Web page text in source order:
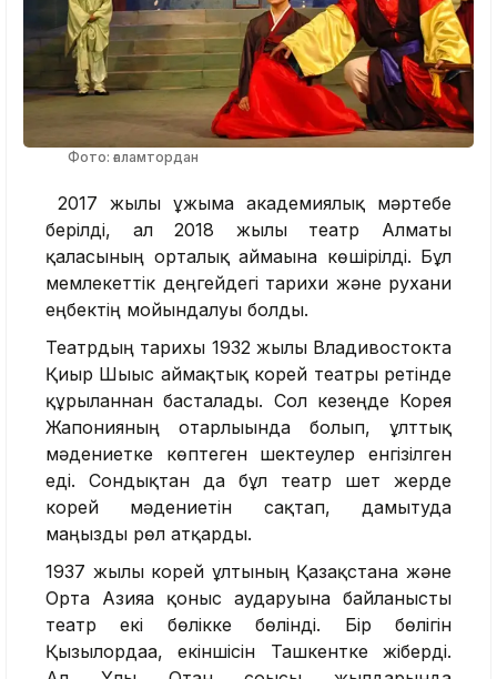
Фото: ғаламтордан
2017 жылы ұжымға академиялық мәртебе
берілді, ал 2018 жылы театр Алматы
қаласының орталық аймағына көшірілді. Бұл
мемлекеттік деңгейдегі тарихи және рухани
еңбектің мойындалуы болды.
Театрдың тарихы 1932 жылы Владивостокта
Қиыр Шығыс аймақтық корей театры ретінде
құрылғаннан басталады. Сол кезеңде Корея
Жапонияның отарлығында болып, ұлттық
мәдениетке көптеген шектеулер енгізілген
еді. Сондықтан да бұл театр шет жерде
корей мәдениетін сақтап, дамытуда
маңызды рөл атқарды.
1937 жылы корей ұлтының Қазақстанға және
Орта Азияға қоныс аударуына байланысты
театр екі бөлікке бөлінді. Бір бөлігін
Қызылордаға, екіншісін Ташкентке жіберді.